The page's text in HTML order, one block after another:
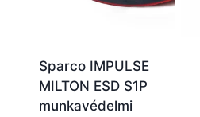
Sparco IMPULSE
MILTON ESD S1P
munkavédelmi